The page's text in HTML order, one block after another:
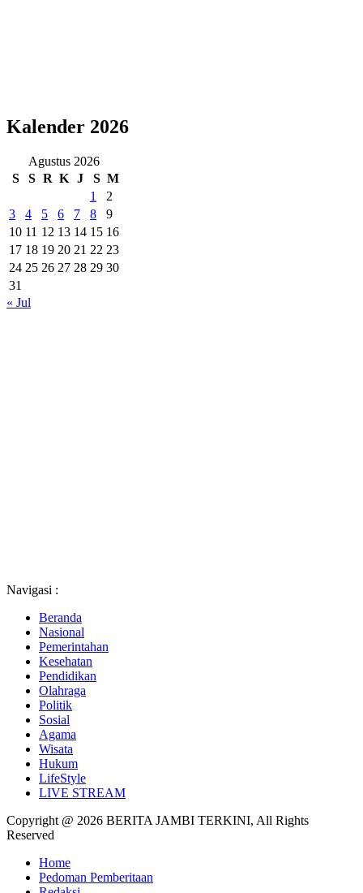
Kalender 2026
Agustus 2026
S
S R K J S M
1
2
3
4 5 6 7 8
9
10 11 12 13 14 15 16
17 18 19 20 21 22 23
24 25 26 27 28 29 30
31
« Jul
Navigasi :
Beranda
Nasional
Pemerintahan
Kesehatan
Pendidikan
Olahraga
Politik
Sosial
Agama
Wisata
Hukum
LifeStyle
LIVE STREAM
Copyright @ 2026 BERITA JAMBI TERKINI, All Rights
Reserved
Home
Pedoman Pemberitaan